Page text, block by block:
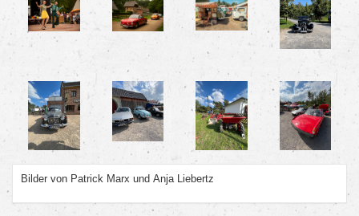
Bilder von Patrick Marx und Anja Liebertz